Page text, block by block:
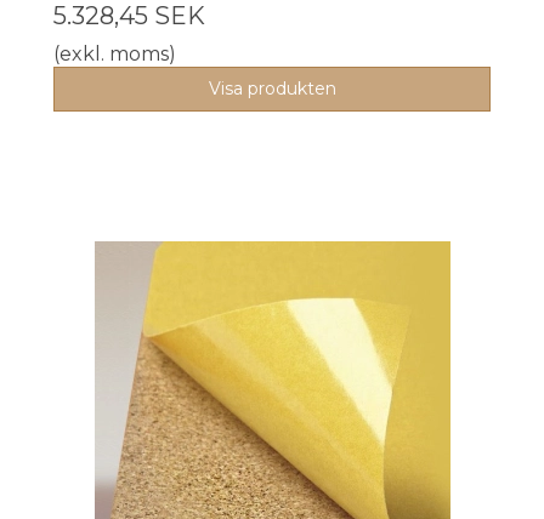
5.328,45 SEK
(exkl. moms)
Visa produkten